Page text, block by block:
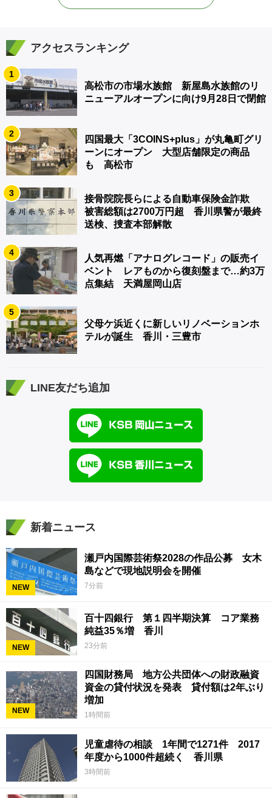
アクセスランキング
1
高松市の市場水族館 新屋島水族館のリ
ニューアルオープンに向け9月28日で閉館
2
四国最大「3COINS+plus」が丸亀町グリ
ーンにオープン 大型店舗限定の商品
も 高松市
3
接骨院院長らによる自動車保険金詐欺
被害総額は2700万円超 香川県警が最終
送検、捜査本部解散
4
人気再燃「アナログレコード」の販売イ
ベント レアものから復刻盤まで…約3万
点集結 天満屋岡山店
5
父母ケ浜近くに新しいリノベーションホ
テルが誕生 香川・三豊市
LINE友だち追加
新着ニュース
NEW
瀬戸内国際芸術祭2028の作品公募 女木
島などで現地説明会を開催
7分前
NEW
百十四銀行 第１四半期決算 コア業務
純益35％増 香川
23分前
NEW
四国財務局 地方公共団体への財政融資
資金の貸付状況を発表 貸付額は2年ぶり
増加
1時間前
児童虐待の相談 1年間で1271件 2017
年度から1000件超続く 香川県
3時間前